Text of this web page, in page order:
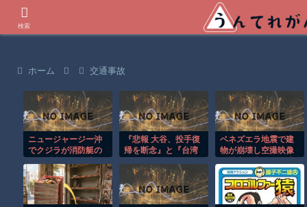
ホーム 交通事故
ニュージャージー沖
でクジラが消防艇の
衝撃映像！！
『悲報 大谷、投手復
帰を断念』と『台湾
く』ほか 8/1 ネタ
ベネズエラ地震で建
物が崩壊し空撮映像
る。
検索